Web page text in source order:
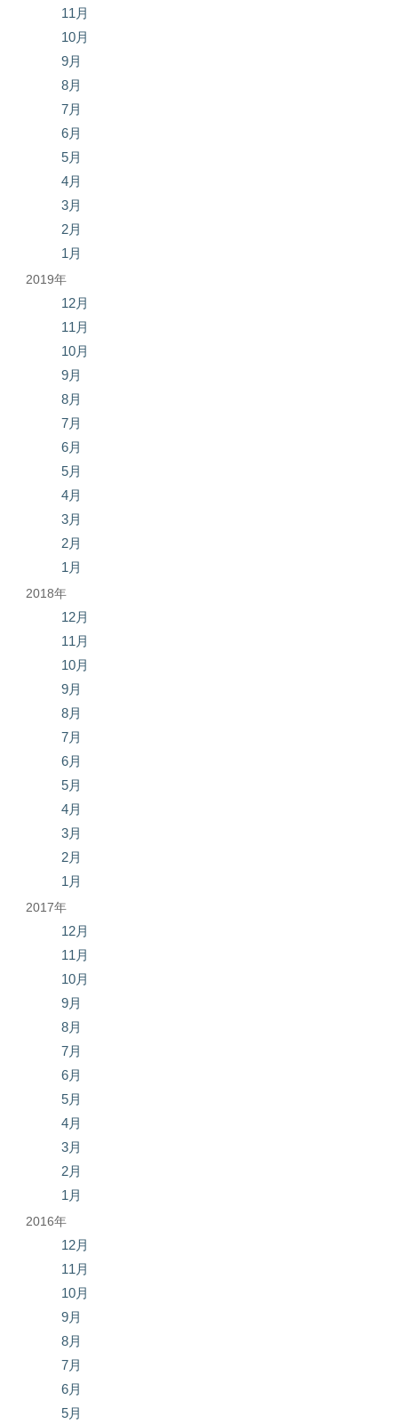
11月
10月
9月
8月
7月
6月
5月
4月
3月
2月
1月
2019年
12月
11月
10月
9月
8月
7月
6月
5月
4月
3月
2月
1月
2018年
12月
11月
10月
9月
8月
7月
6月
5月
4月
3月
2月
1月
2017年
12月
11月
10月
9月
8月
7月
6月
5月
4月
3月
2月
1月
2016年
12月
11月
10月
9月
8月
7月
6月
5月